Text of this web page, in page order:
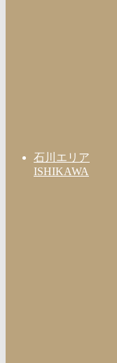
石川エリア
ISHIKAWA